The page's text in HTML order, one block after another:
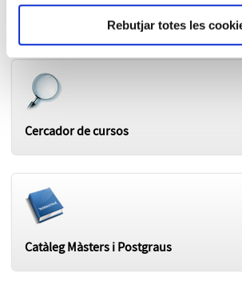
Rebutjar totes les
Temari del curs
Cercador de cursos
Catàleg Màsters i Postgraus